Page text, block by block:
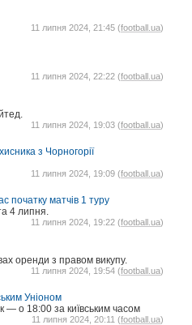
11 липня 2024, 21:45 (football.ua)
11 липня 2024, 22:22 (football.ua)
11 липня 2024, 19:03 (football.ua)
з Чорногорії
11 липня 2024, 19:09 (football.ua)
початку матчів 1 туру
4 липня.
11 липня 2024, 19:22 (football.ua)
оренди з правом викупу.
11 липня 2024, 19:54 (football.ua)
Уніоном
— о 18:00 за київським часом
11 липня 2024, 20:11 (football.ua)